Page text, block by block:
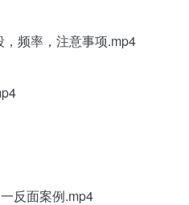
频率，注意事项.mp4
反面案例.mp4